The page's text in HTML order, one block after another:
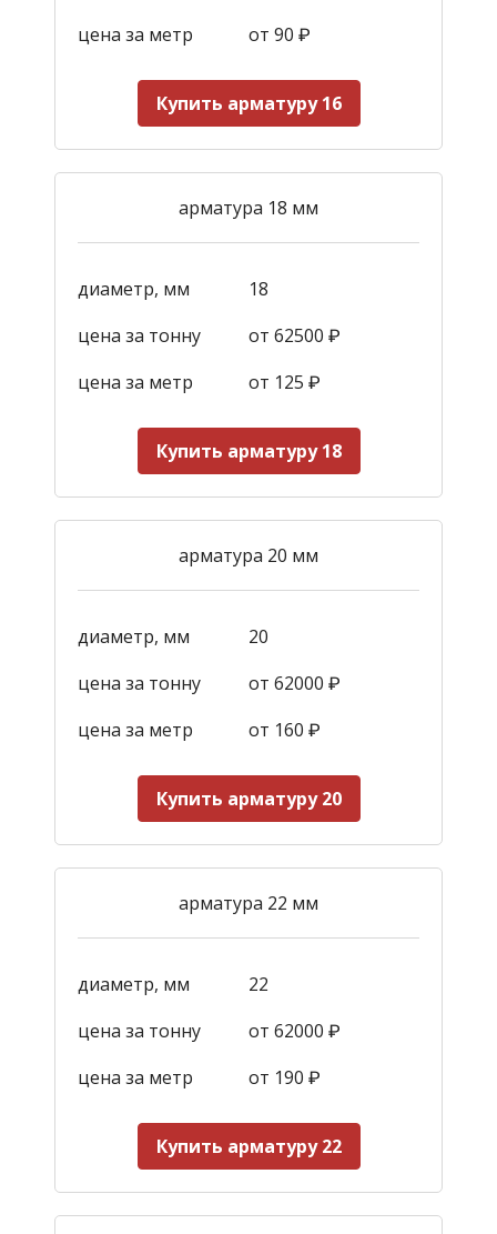
цена за метр от 90 ₽
Купить арматуру 16
арматура 18 мм
диаметр, мм
18
цена за тонну
от 62500 ₽
цена за метр
от 125 ₽
Купить арматуру 18
арматура 20 мм
диаметр, мм
20
цена за тонну
от 62000 ₽
цена за метр
от 160 ₽
Купить арматуру 20
арматура 22 мм
диаметр, мм
22
цена за тонну
от 62000 ₽
цена за метр
от 190 ₽
Купить арматуру 22